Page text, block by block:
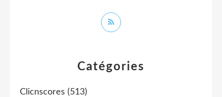
Catégories
Clicnscores (513)